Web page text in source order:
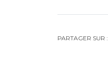
PARTAGER SUR :